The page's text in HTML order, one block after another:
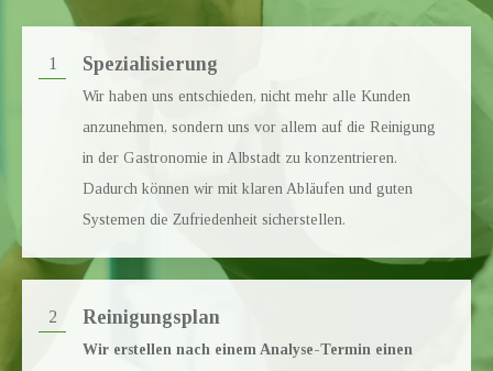
1 Spezialisierung
Wir haben uns entschieden, nicht mehr alle Kunden
anzunehmen, sondern uns vor allem auf die Reinigung
in der Gastronomie in Albstadt zu konzentrieren.
Dadurch können wir mit klaren Abläufen und guten
Systemen die Zufriedenheit sicherstellen.
2 Reinigungsplan
Wir erstellen nach einem Analyse-Termin einen